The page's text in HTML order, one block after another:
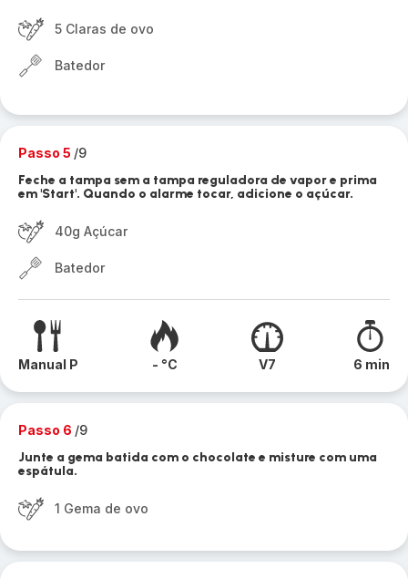
5 Claras de ovo
Batedor
Passo 5 /9
Feche a tampa sem a tampa reguladora de vapor e prima
em 'Start'. Quando o alarme tocar, adicione o açúcar.
40g Açúcar
Batedor
Manual P - °C V7 6 min
Passo 6 /9
Junte a gema batida com o chocolate e misture com uma
espátula.
1 Gema de ovo